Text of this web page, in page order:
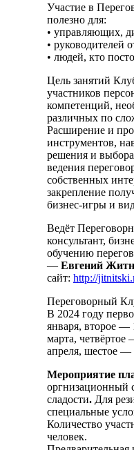
Участие в
полезно для:
• управляющих,
• руководителей
• людей, кто
Цель занятий
участников
компетенций,
различных по
Расширение и
инструментов,
решения и
ведения
собственных
закрепление
бизнес-игры и
Ведёт
консультант,
обучению
— Евгений
сайт: http://
Переговорный
В 2024 году
января, второе —
марта,
апреля, шестое
Мероприятие
оргнизационный
сладости. Для
специальные
Количество
человек.